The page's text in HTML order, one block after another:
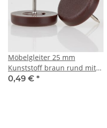
Möbelgleiter 25 mm
Kunststoff braun rund mit
Nagel – Bodenschoner
0,49 € *